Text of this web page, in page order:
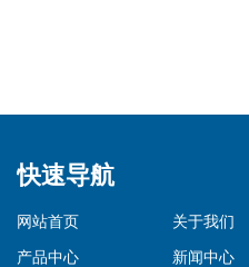
快速导航
网站首页
关于我们
产品中心
新闻中心